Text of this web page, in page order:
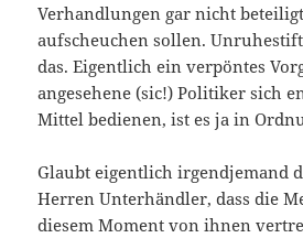
Verhandlungen gar nicht
aufscheuchen sollen.
das. Eigentlich ein verpöntes
angesehene (sic!) Politiker sich
Mittel bedienen, ist es ja in
Glaubt eigentlich irgendjemand
Herren Unterhändler, dass die
diesem Moment von ihnen